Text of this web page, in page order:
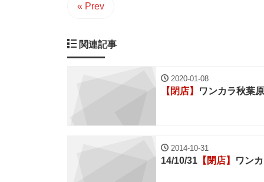
« Prev
関連記事
2020-01-08
【閉店】 ワンカラ秋葉
2014-10-31
14/10/31 【閉店】 ワン